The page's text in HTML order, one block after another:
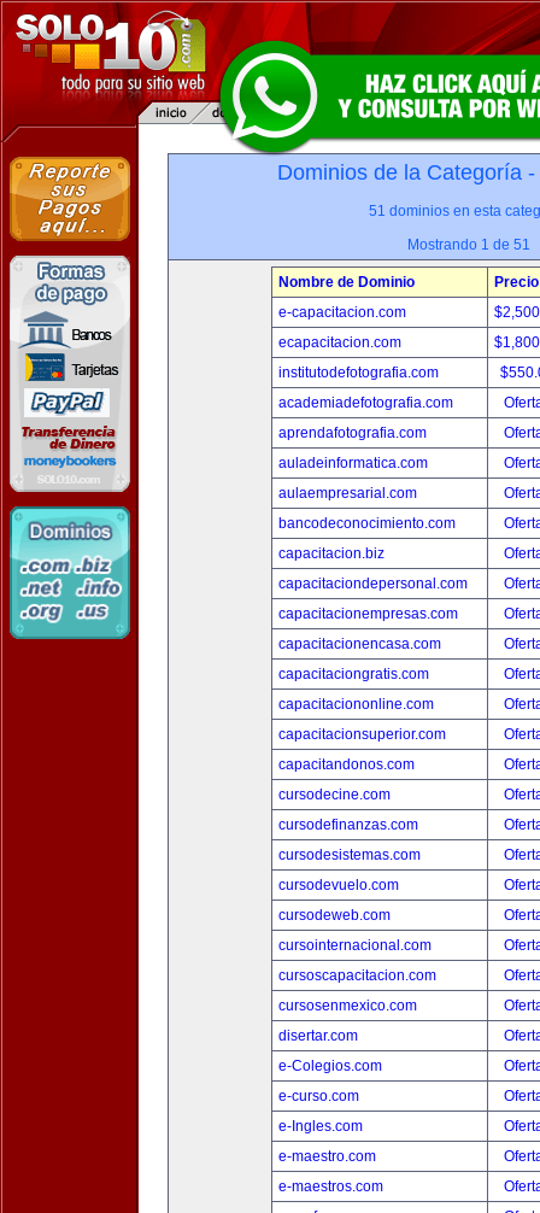
Dominios de la Categoría -
51 dominios en esta
Mostrando 1 de 51
Nombre de Dominio
Precio
e-capacitacion.com
ecapacitacion.com
institutodefotografia.com
academiadefotografia.com
aprendafotografia.com
auladeinformatica.com
aulaempresarial.com
bancodeconocimiento.com
capacitacion.biz
capacitaciondepersonal.com
capacitacionempresas.com
capacitacionencasa.com
capacitaciongratis.com
capacitaciononline.com
capacitacionsuperior.com
capacitandonos.com
cursodecine.com
cursodefinanzas.com
cursodesistemas.com
cursodevuelo.com
cursodeweb.com
cursointernacional.com
cursoscapacitacion.com
cursosenmexico.com
disertar.com
e-Colegios.com
e-curso.com
e-Ingles.com
e-maestro.com
e-maestros.com